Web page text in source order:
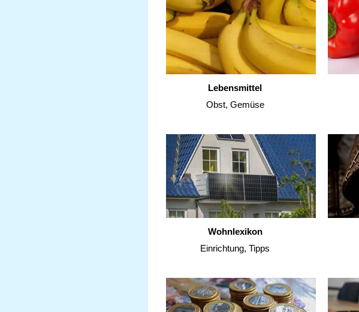
Lebensmittel
Obst, Gemüse
Wohnlexikon
Einrichtung, Tipps